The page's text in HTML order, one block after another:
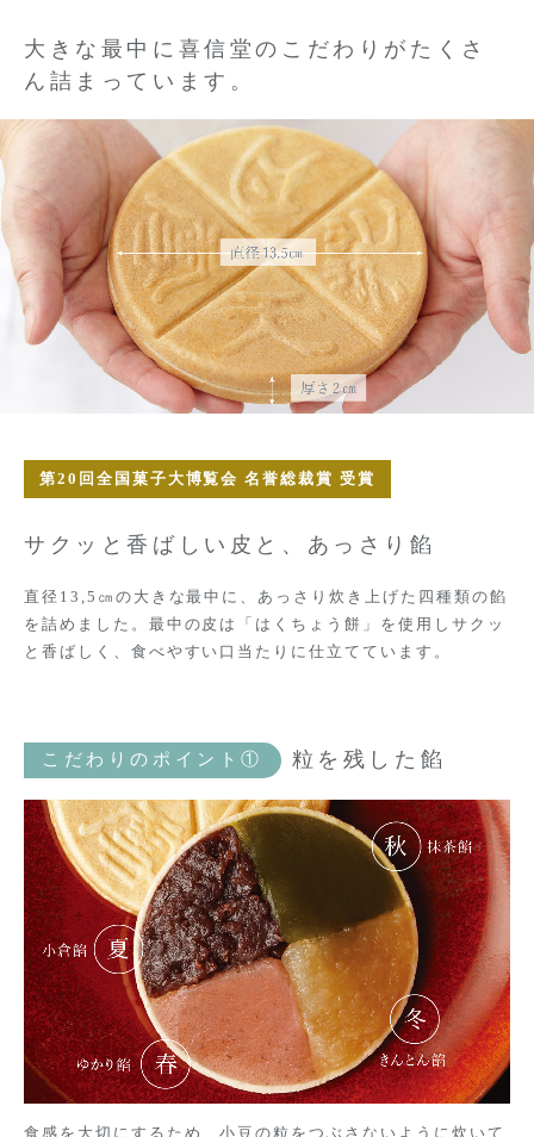
大きな最中に喜信堂のこだわりがたくさ
ん詰まっています。
第20回全国菓子大博覧会 名誉総裁賞 受賞
サクッと香ばしい皮と、あっさり餡
直径13,5㎝の大きな最中に、あっさり炊き上げた四種類の餡
を詰めました。最中の皮は「はくちょう餅」を使用しサクッ
と香ばしく、食べやすい口当たりに仕立てています。
こだわりのポイント① 粒を残した餡
食感を大切にするため、小豆の粒をつぶさないように炊いて